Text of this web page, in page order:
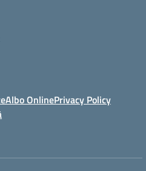
Albo OnlinePrivacy Policy